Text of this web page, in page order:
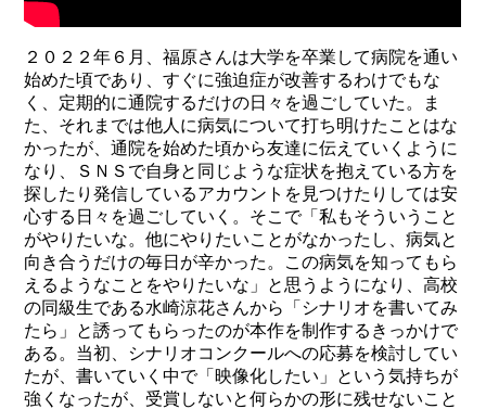
２０２２年６月、福原さんは大学を卒業して病院を通い
始めた頃であり、すぐに強迫症が改善するわけでもな
く、定期的に通院するだけの日々を過ごしていた。ま
た、それまでは他人に病気について打ち明けたことはな
かったが、通院を始めた頃から友達に伝えていくように
なり、ＳＮＳで自身と同じような症状を抱えている方を
探したり発信しているアカウントを見つけたりしては安
心する日々を過ごしていく。そこで「私もそういうこと
がやりたいな。他にやりたいことがなかったし、病気と
向き合うだけの毎日が辛かった。この病気を知ってもら
えるようなことをやりたいな」と思うようになり、高校
の同級生である水崎涼花さんから「シナリオを書いてみ
たら」と誘ってもらったのが本作を制作するきっかけで
ある。当初、シナリオコンクールへの応募を検討してい
たが、書いていく中で「映像化したい」という気持ちが
強くなったが、受賞しないと何らかの形に残せないこと